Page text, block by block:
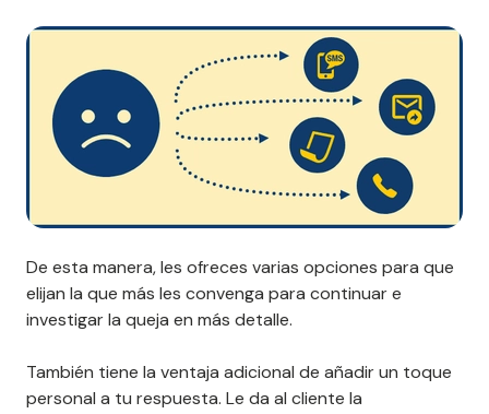
De esta manera, les ofreces varias opciones para que
elijan la que más les convenga para continuar e
investigar la queja en más detalle.
También tiene la ventaja adicional de añadir un toque
personal a tu respuesta. Le da al cliente la